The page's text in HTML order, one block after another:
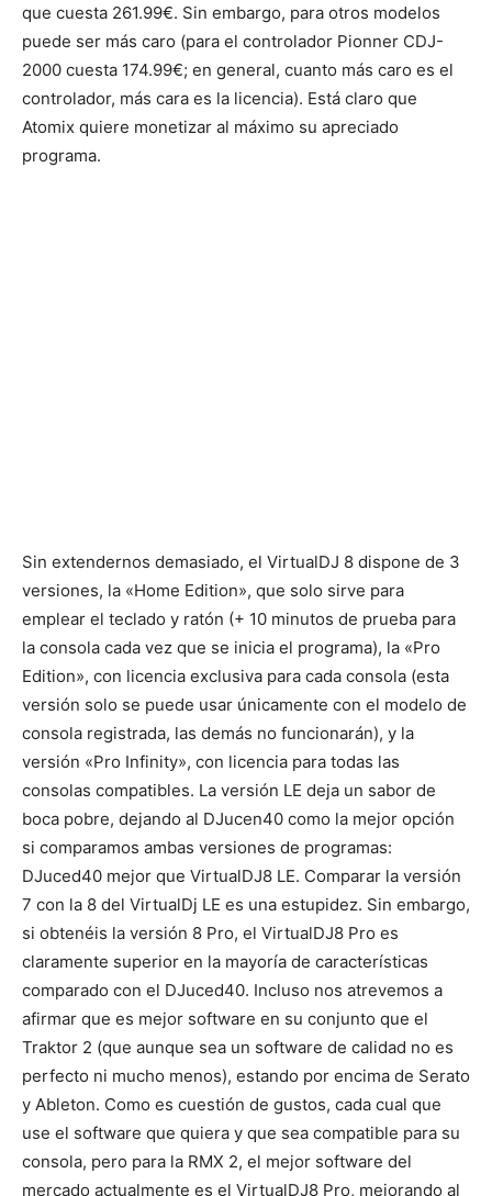
que cuesta 261.99€. Sin embargo, para otros modelos
puede ser más caro (para el controlador Pionner CDJ-
2000 cuesta 174.99€; en general, cuanto más caro es el
controlador, más cara es la licencia). Está claro que
Atomix quiere monetizar al máximo su apreciado
programa.
Sin extendernos demasiado, el VirtualDJ 8 dispone de 3
versiones, la «Home Edition», que solo sirve para
emplear el teclado y ratón (+ 10 minutos de prueba para
la consola cada vez que se inicia el programa), la «Pro
Edition», con licencia exclusiva para cada consola (esta
versión solo se puede usar únicamente con el modelo de
consola registrada, las demás no funcionarán), y la
versión «Pro Infinity», con licencia para todas las
consolas compatibles. La versión LE deja un sabor de
boca pobre, dejando al DJucen40 como la mejor opción
si comparamos ambas versiones de programas:
DJuced40 mejor que VirtualDJ8 LE. Comparar la versión
7 con la 8 del VirtualDj LE es una estupidez. Sin embargo,
si obtenéis la versión 8 Pro, el VirtualDJ8 Pro es
claramente superior en la mayoría de características
comparado con el DJuced40. Incluso nos atrevemos a
afirmar que es mejor software en su conjunto que el
Traktor 2 (que aunque sea un software de calidad no es
perfecto ni mucho menos), estando por encima de Serato
y Ableton. Como es cuestión de gustos, cada cual que
use el software que quiera y que sea compatible para su
consola, pero para la RMX 2, el mejor software del
mercado actualmente es el VirtualDJ8 Pro, mejorando al